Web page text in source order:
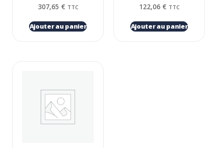
307,65 € TTC
Ajouter au panier
122,06 € TTC
Ajouter au panier